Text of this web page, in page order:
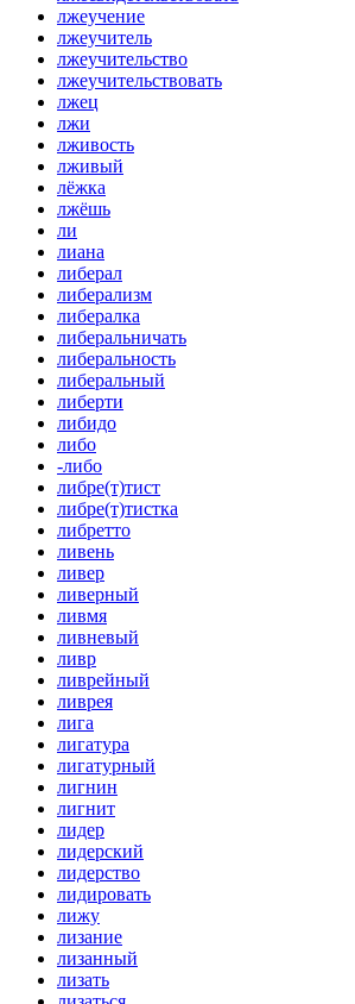
лжеучение
лжеучитель
лжеучительство
лжеучительствовать
лжец
лжи
лживость
лживый
лёжка
лжёшь
ли
лиана
либерал
либерализм
либералка
либеральничать
либеральность
либеральный
либерти
либидо
либо
-либо
либре(т)тист
либре(т)тистка
либретто
ливень
ливер
ливерный
ливмя
ливневый
ливр
ливрейный
ливрея
лига
лигатура
лигатурный
лигнин
лигнит
лидер
лидерский
лидерство
лидировать
лижу
лизание
лизанный
лизать